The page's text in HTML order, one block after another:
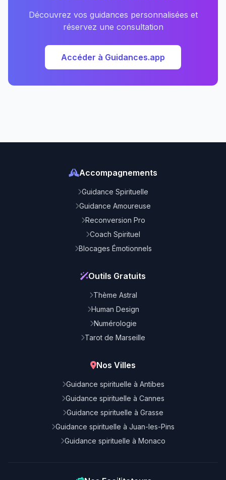
Découvrez vos guidances personnalisées et
réservez une consultation
Accéder à Guidances.app
Accompagnements
Guidance Spirituelle
Guidance Amoureuse
Reconversion Pro
Coach Spirituel
Blocages Émotionnels
Outils Gratuits
Thème Astral
Human Design
Numérologie
Tarot de Marseille
Nos Villes
Guidance spirituelle à Antibes
Guidance spirituelle à Cannes
Guidance spirituelle à Grasse
Guidance spirituelle à Juan-les-Pins
Guidance spirituelle à Monaco